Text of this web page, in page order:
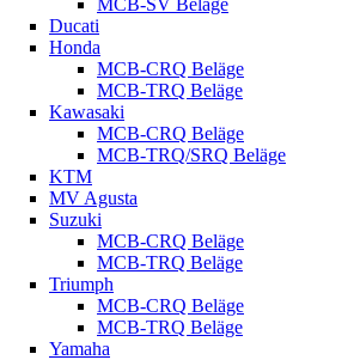
MCB-SV Beläge
Ducati
Honda
MCB-CRQ Beläge
MCB-TRQ Beläge
Kawasaki
MCB-CRQ Beläge
MCB-TRQ/SRQ Beläge
KTM
MV Agusta
Suzuki
MCB-CRQ Beläge
MCB-TRQ Beläge
Triumph
MCB-CRQ Beläge
MCB-TRQ Beläge
Yamaha